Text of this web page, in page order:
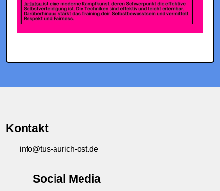
Kontakt
info@tus-aurich-ost.de
Social Media